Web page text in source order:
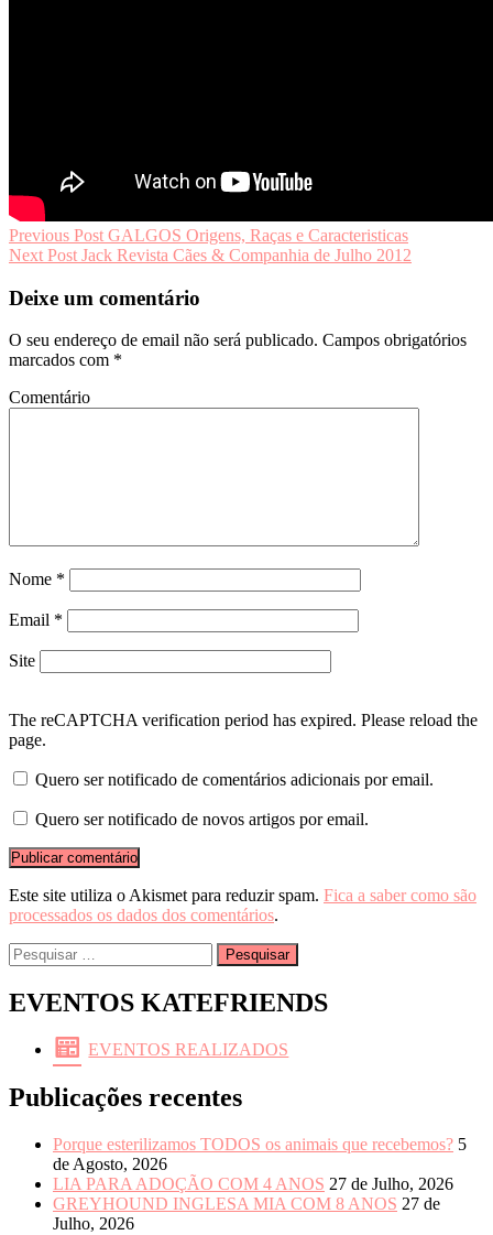
Navegação
de
artigos
Previous Post GALGOS Origens, Raças e Caracteristicas
Next Post Jack Revista Cães & Companhia de Julho 2012
Deixe um comentário
O seu endereço de email não será publicado. Campos obrigatórios
marcados com *
Comentário
Nome *
Email *
Site
The reCAPTCHA verification period has expired. Please reload the
page.
Quero ser notificado de comentários adicionais por email.
Quero ser notificado de novos artigos por email.
Este site utiliza o Akismet para reduzir spam. Fica a saber como são
processados os dados dos comentários.
Pesquisar
por:
EVENTOS KATEFRIENDS
EVENTOS REALIZADOS
Publicações recentes
Porque esterilizamos TODOS os animais que recebemos? 5
de Agosto, 2026
LIA PARA ADOÇÃO COM 4 ANOS 27 de Julho, 2026
GREYHOUND INGLESA MIA COM 8 ANOS 27 de
Julho, 2026